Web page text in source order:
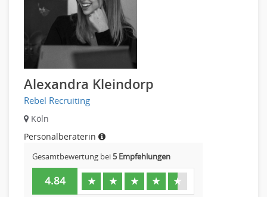
Alexandra Kleindorp
Rebel Recruiting
Köln
Personalberaterin
Gesamtbewertung bei5 Empfehlungen
4.84 ★ ★ ★ ★ ★